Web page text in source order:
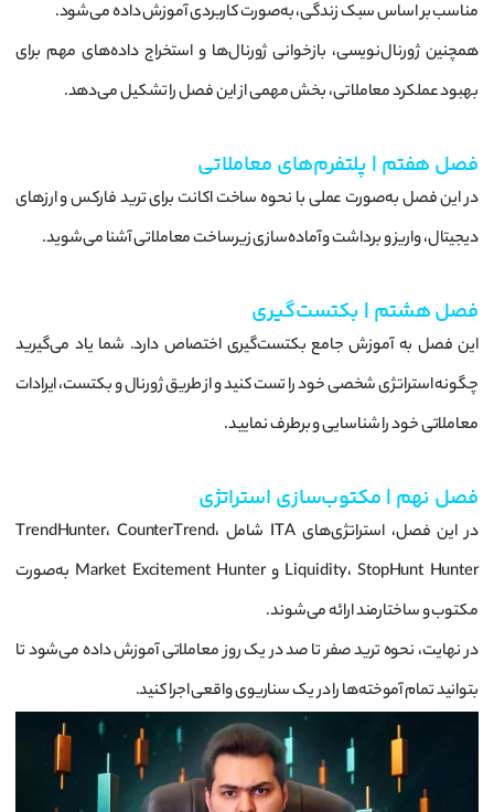
مناسب بر اساس سبک زندگی، به‌صورت کاربردی آموزش داده می‌شود.
همچنین ژورنال‌نویسی، بازخوانی ژورنال‌ها و استخراج داده‌های مهم برای
بهبود عملکرد معاملاتی، بخش مهمی از این فصل را تشکیل می‌دهد.
فصل هفتم | پلتفرم‌های معاملاتی
در این فصل به‌صورت عملی با نحوه ساخت اکانت برای ترید فارکس و ارزهای
دیجیتال، واریز و برداشت و آماده‌سازی زیرساخت معاملاتی آشنا می‌شوید.
فصل هشتم | بکتست‌گیری
این فصل به آموزش جامع بکتست‌گیری اختصاص دارد. شما یاد می‌گیرید
چگونه استراتژی شخصی خود را تست کنید و از طریق ژورنال و بکتست، ایرادات
معاملاتی خود را شناسایی و برطرف نمایید.
فصل نهم | مکتوب‌سازی استراتژی
در این فصل، استراتژی‌های ITA شامل TrendHunter، CounterTrend،
Liquidity، StopHunt Hunter و Market Excitement Hunter به‌صورت
مکتوب و ساختارمند ارائه می‌شوند.
در نهایت، نحوه ترید صفر تا صد در یک روز معاملاتی آموزش داده می‌شود تا
بتوانید تمام آموخته‌ها را در یک سناریوی واقعی اجرا کنید.